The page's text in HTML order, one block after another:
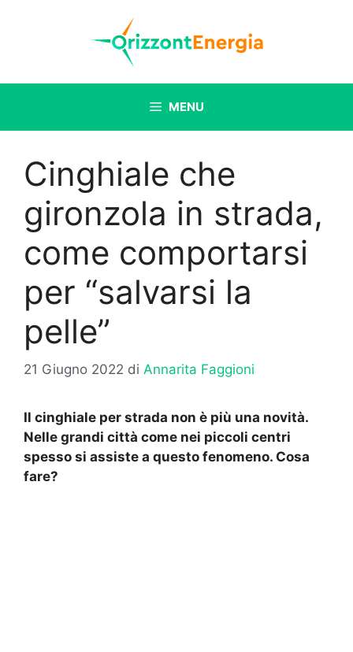
MENU
Cinghiale che
gironzola in strada,
come comportarsi
per “salvarsi la
pelle”
21 Giugno 2022 di Annarita Faggioni
Il cinghiale per strada non è più una novità.
Nelle grandi città come nei piccoli centri
spesso si assiste a questo fenomeno. Cosa
fare?